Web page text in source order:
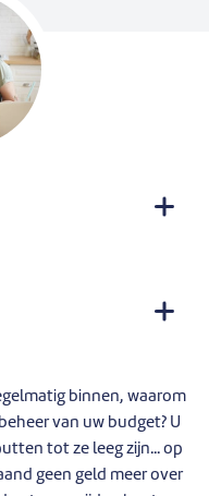
binnen, waarom
van uw budget? U
tot ze leeg zijn... op
geen geld meer over